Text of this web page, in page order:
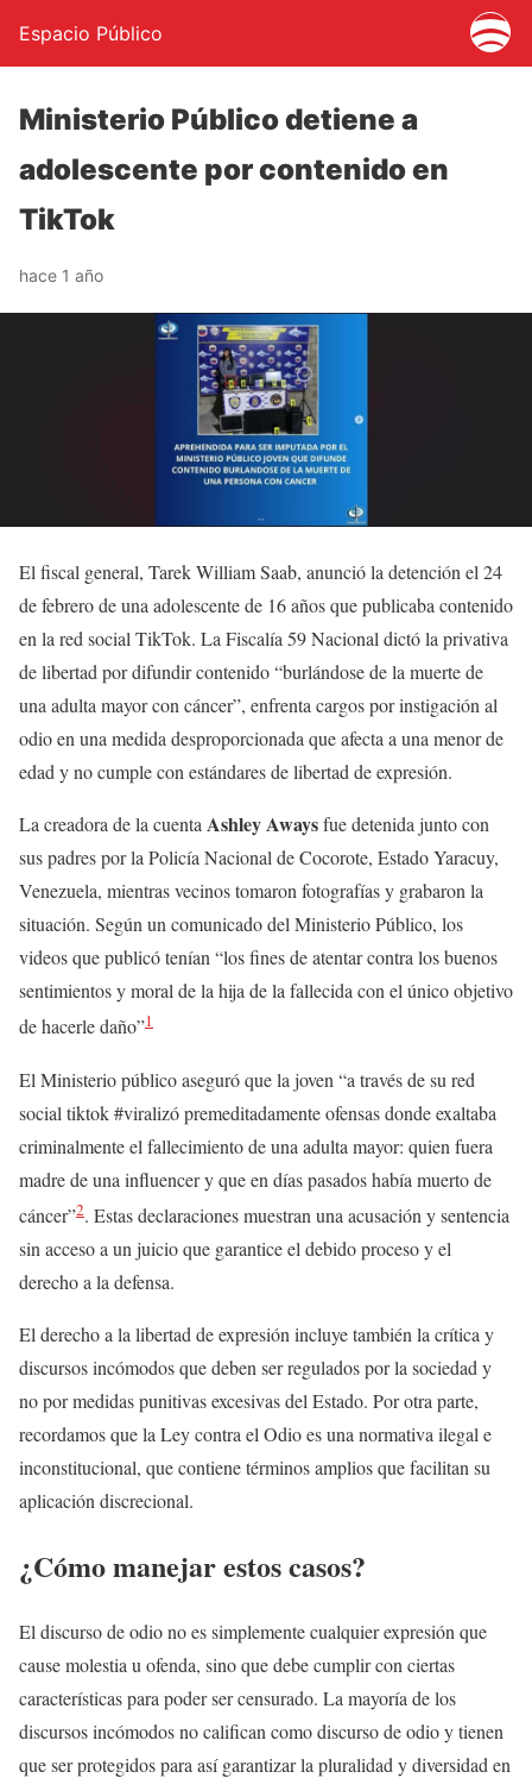
Espacio Público
Ministerio Público detiene a
adolescente por contenido en
TikTok
hace 1 año
El fiscal general, Tarek William Saab, anunció la detención el 24
de febrero de una adolescente de 16 años que publicaba contenido
en la red social TikTok. La Fiscalía 59 Nacional dictó la privativa
de libertad por difundir contenido “burlándose de la muerte de
una adulta mayor con cáncer”, enfrenta cargos por instigación al
odio en una medida desproporcionada que afecta a una menor de
edad y no cumple con estándares de libertad de expresión.
La creadora de la cuentaAshley Awaysfue detenida junto con
sus padres por la Policía Nacional de Cocorote, Estado Yaracuy,
Venezuela, mientras vecinos tomaron fotografías y grabaron la
situación. Según un comunicado del Ministerio Público, los
videos que publicó tenían “los fines de atentar contra los buenos
sentimientos y moral de la hija de la fallecida con el único objetivo
de hacerle daño”1
El Ministerio público aseguró que la joven “a través de su red
social tiktok #viralizó premeditadamente ofensas donde exaltaba
criminalmente el fallecimiento de una adulta mayor: quien fuera
madre de una influencer y que en días pasados había muerto de
cáncer”2. Estas declaraciones muestran una acusación y sentencia
sin acceso a un juicio que garantice el debido proceso y el
derecho a la defensa.
El derecho a la libertad de expresión incluye también la crítica y
discursos incómodos que deben ser regulados por la sociedad y
no por medidas punitivas excesivas del Estado. Por otra parte,
recordamos que la Ley contra el Odio es una normativa ilegal e
inconstitucional, que contiene términos amplios que facilitan su
aplicación discrecional.
¿Cómo manejar estos casos?
El discurso de odio no es simplemente cualquier expresión que
cause molestia u ofenda, sino que debe cumplir con ciertas
características para poder ser censurado. La mayoría de los
discursos incómodos no califican como discurso de odio y tienen
que ser protegidos para así garantizar la pluralidad y diversidad en